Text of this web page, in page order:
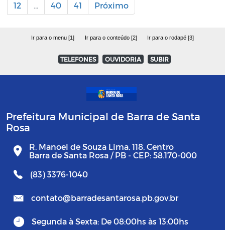
12
... 40 41 Próximo
Ir para o menu [1] Ir para o conteúdo [2] Ir para o rodapé [3]
TELEFONES OUVIDORIA SUBIR
Prefeitura Municipal de Barra de Santa
Rosa
R. Manoel de Souza Lima, 118, Centro
Barra de Santa Rosa / PB - CEP: 58.170-000
(83) 3376-1040
contato@barradesantarosa.pb.gov.br
Segunda à Sexta: De 08:00hs às 13:00hs